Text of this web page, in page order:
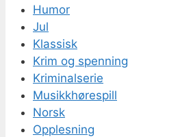
Humor
Jul
Klassisk
Krim og spenning
Kriminalserie
Musikkhørespill
Norsk
Opplesning